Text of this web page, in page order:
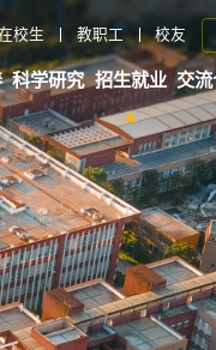
校生 教职工 校友
科学研究 招生就业 交